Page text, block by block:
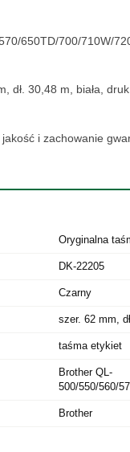
650TD/700/710W/
dł. 30,48 m, biała,
i zachowanie
Oryginalna
DK-22205
Czarny
szer. 62 mm,
taśma etykiet
Brother QL-
500/550/560/
Brother